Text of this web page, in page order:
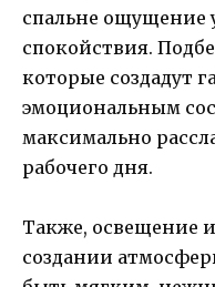
спальне ощущение
спокойствия.
которые создадут
эмоциональным
максимально
рабочего дня.
Также, освещение
создании